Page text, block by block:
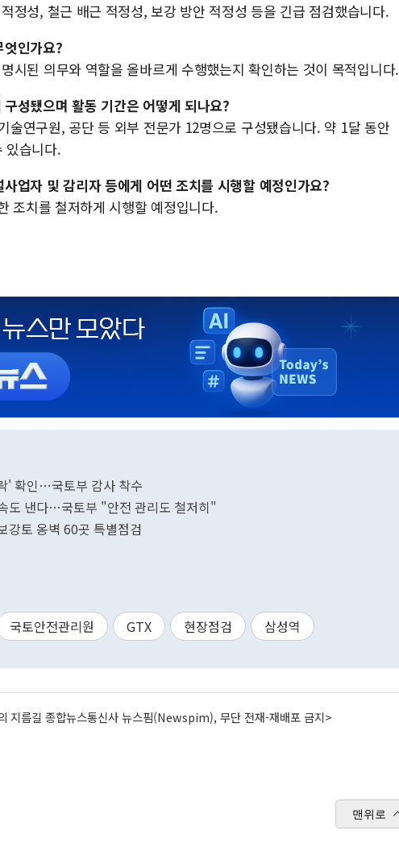
정성, 철근 배근 적정성, 보강 방안 적정성 등을 긴급 점검했습니다.
인가요?
시된 의무와 역할을 올바르게 수행했는지 확인하는 것이 목적입니다.
성됐으며 활동 기간은 어떻게 되나요?
술연구원, 공단 등 외부 전문가 12명으로 구성됐습니다. 약 1달 동안
있습니다.
업자 및 감리자 등에게 어떤 조치를 시행할 예정인가요?
조치를 철저하게 시행할 예정입니다.
' 확인…국토부 감사 착수
도 낸다…국토부 "안전 관리도 철저히"
강토 옹벽 60곳 특별점검
국토안전관리원 GTX 현장점검 삼성역
지름길 종합뉴스통신사 뉴스핌(Newspim), 무단 전재-재배포 금지>
맨위로